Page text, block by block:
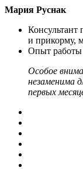
Мария Руснак
Консультант
и прикорму,
Опыт работы
Особое
незаменима
первых